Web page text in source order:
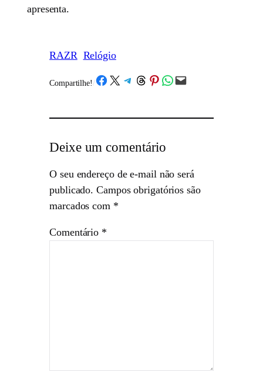
apresenta.
RAZR Relógio
Compartilhe!/Share on Facebook
Share on X Share on Telegram
Share on Threads
Share on Pinterest
Share on WhatsApp
Email this Page
Deixe um comentário
O seu endereço de e-mail não será
publicado. Campos obrigatórios são
marcados com *
Comentário *